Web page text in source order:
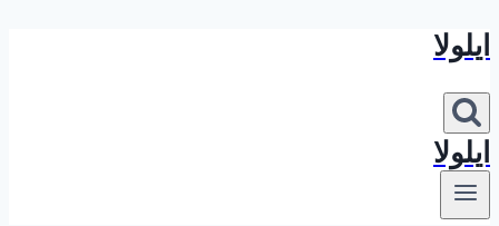
بازگشت
محتوا
ایلولا
ایلولا